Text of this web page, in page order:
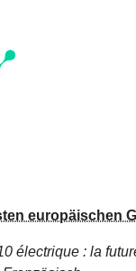
europäischen
électrique : la